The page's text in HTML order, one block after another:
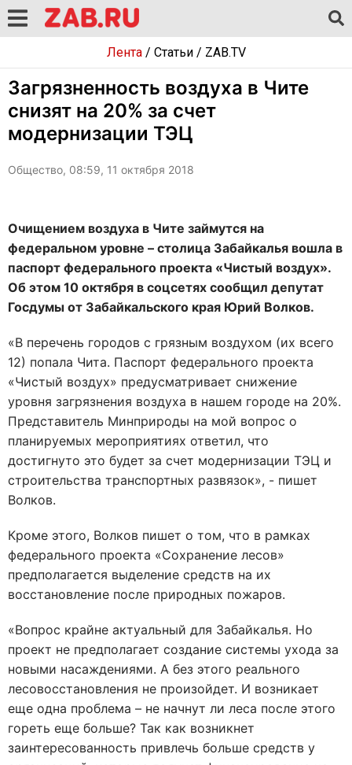
Лента/ Статьи/ ZAB.TV
Загрязненность воздуха в Чите
снизят на 20% за счет
модернизации ТЭЦ
Общество, 08:59, 11 октября 2018
Очищением воздуха в Чите займутся на
федеральном уровне – столица Забайкалья вошла в
паспорт федерального проекта «Чистый воздух».
Об этом 10 октября в соцсетях сообщил депутат
Госдумы от Забайкальского края Юрий Волков.
«В перечень городов с грязным воздухом (их всего
12) попала Чита. Паспорт федерального проекта
«Чистый воздух» предусматривает снижение
уровня загрязнения воздуха в нашем городе на 20%.
Представитель Минприроды на мой вопрос о
планируемых мероприятиях ответил, что
достигнуто это будет за счет модернизации ТЭЦ и
строительства транспортных развязок», - пишет
Волков.
Кроме этого, Волков пишет о том, что в рамках
федерального проекта «Сохранение лесов»
предполагается выделение средств на их
восстановление после природных пожаров.
«Вопрос крайне актуальный для Забайкалья. Но
проект не предполагает создание системы ухода за
новыми насаждениями. А без этого реального
лесовосстановления не произойдет. И возникает
еще одна проблема – не начнут ли леса после этого
гореть еще больше? Так как возникнет
заинтересованность привлечь больше средств у